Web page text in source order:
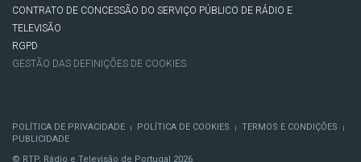
CONTRATO DE CONCESSÃO DO SERVIÇO PÚBLICO DE RÁDIO E
TELEVISÃO
RGPD
GESTÃO DAS DEFINIÇÕES DE COOKIES
POLÍTICA DE PRIVACIDADE | POLÍTICA DE COOKIES | TERMOS E CONDIÇÕES |
PUBLICIDADE
© RTP, Rádio e Televisão de Portugal 2026